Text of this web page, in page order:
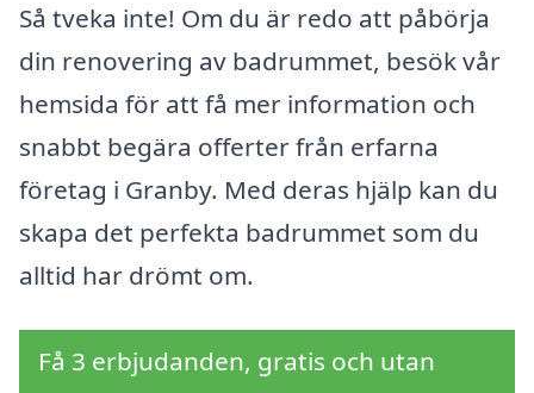
Så tveka inte! Om du är redo att påbörja
din renovering av badrummet, besök vår
hemsida för att få mer information och
snabbt begära offerter från erfarna
företag i Granby. Med deras hjälp kan du
skapa det perfekta badrummet som du
alltid har drömt om.
Få 3 erbjudanden, gratis och utan